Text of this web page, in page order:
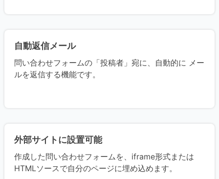
自動返信メール
問い合わせフォームの「投稿者」宛に、自動的に メー
ルを返信する機能です。
外部サイトに設置可能
作成した問い合わせフォームを、iframe形式または
HTMLソースで自分のページに埋め込めます。